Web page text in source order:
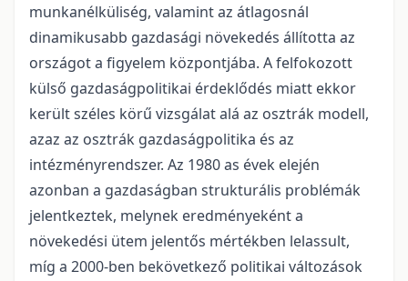
munkanélküliség, valamint az átlagosnál
dinamikusabb gazdasági növekedés állította az
országot a figyelem központjába. A felfokozott
külső gazdaságpolitikai érdeklődés miatt ekkor
került széles körű vizsgálat alá az osztrák modell,
azaz az osztrák gazdaságpolitika és az
intézményrendszer. Az 1980 as évek elején
azonban a gazdaságban strukturális problémák
jelentkeztek, melynek eredményeként a
növekedési ütem jelentős mértékben lelassult,
míg a 2000-ben bekövetkező politikai változások